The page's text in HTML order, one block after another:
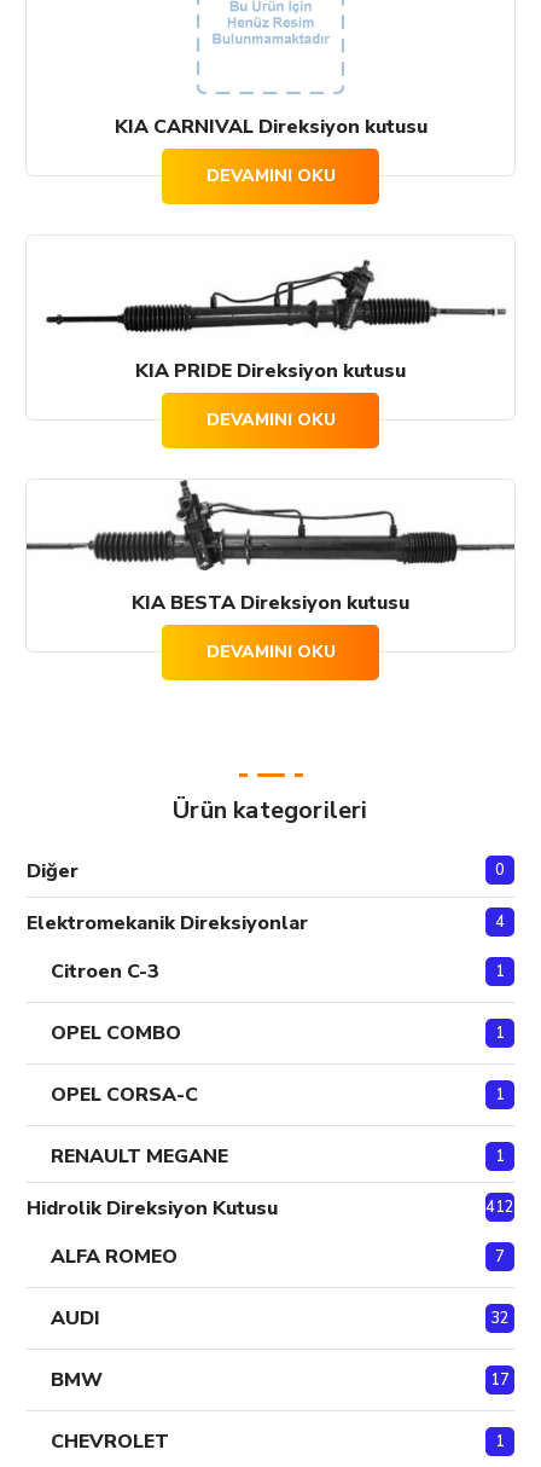
KIA CARNIVAL Direksiyon kutusu
DEVAMINI OKU
KIA PRIDE Direksiyon kutusu
DEVAMINI OKU
KIA BESTA Direksiyon kutusu
DEVAMINI OKU
Ürün kategorileri
Diğer 0
Elektromekanik Direksiyonlar 4
Citroen C-3 1
OPEL COMBO 1
OPEL CORSA-C 1
RENAULT MEGANE 1
Hidrolik Direksiyon Kutusu 412
ALFA ROMEO 7
AUDI 32
BMW 17
CHEVROLET 1